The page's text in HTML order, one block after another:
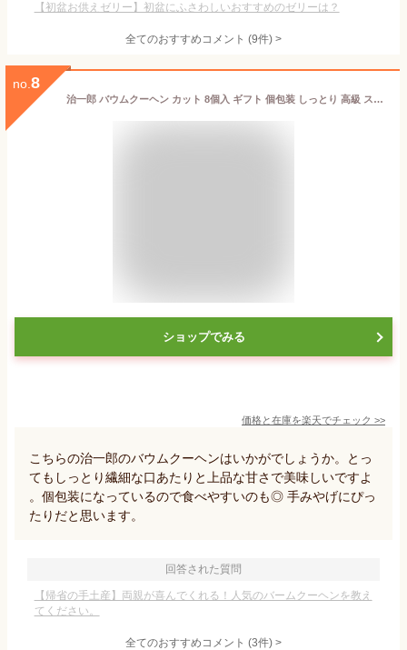
【初盆お供えゼリー】初盆にふさわしいおすすめのゼリーは？
全てのおすすめコメント (9件) >
no. 8
治一郎 バウムクーヘン カット 8個入 ギフト 個包装 しっとり 高級 スイーツ 贈答用 お取り寄せ 手土産 内祝い お返し 人気 プレゼント 洋菓子
ショップでみる
価格と在庫を楽天でチェック >>
こちらの治一郎のバウムクーヘンはいかがでしょうか。とっ
てもしっとり繊細な口あたりと上品な甘さで美味しいですよ
。個包装になっているので食べやすいのも◎ 手みやげにぴっ
たりだと思います。
回答された質問
【帰省の手土産】両親が喜んでくれる！人気のバームクーヘンを教え
てください。
全てのおすすめコメント (3件) >